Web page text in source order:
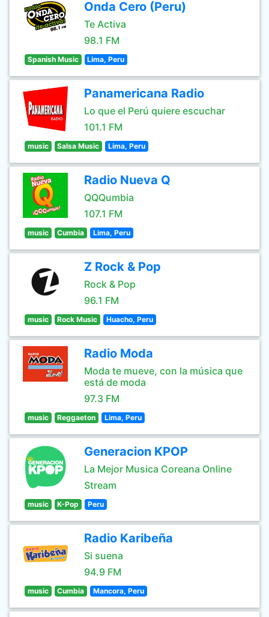
Onda Cero (Peru)
Te Activa
98.1 FM
Spanish Music Lima, Peru
Panamericana Radio
Lo que el Perú quiere escuchar
101.1 FM
music Salsa Music Lima, Peru
Radio Nueva Q
QQQumbia
107.1 FM
music Cumbia Lima, Peru
Z Rock & Pop
Rock & Pop
96.1 FM
music Rock Music Huacho, Peru
Radio Moda
Moda te mueve, con la música que
está de moda
97.3 FM
music Reggaeton Lima, Peru
Generacion KPOP
La Mejor Musica Coreana Online
Stream
music K-Pop Peru
Radio Karibeña
Si suena
94.9 FM
music Cumbia Mancora, Peru